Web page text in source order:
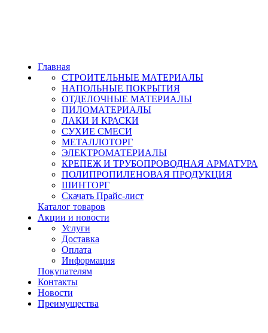
Главная
СТРОИТЕЛЬНЫЕ МАТЕРИАЛЫ
НАПОЛЬНЫЕ ПОКРЫТИЯ
ОТДЕЛОЧНЫЕ МАТЕРИАЛЫ
ПИЛОМАТЕРИАЛЫ
ЛАКИ И КРАСКИ
СУХИЕ СМЕСИ
МЕТАЛЛОТОРГ
ЭЛЕКТРОМАТЕРИАЛЫ
КРЕПЕЖ И ТРУБОПРОВОДНАЯ АРМАТУРА
ПОЛИПРОПИЛЕНОВАЯ ПРОДУКЦИЯ
ШИНТОРГ
Скачать Прайс-лист
Каталог товаров
Акции и новости
Услуги
Доставка
Оплата
Информация
Покупателям
Контакты
Новости
Преимущества